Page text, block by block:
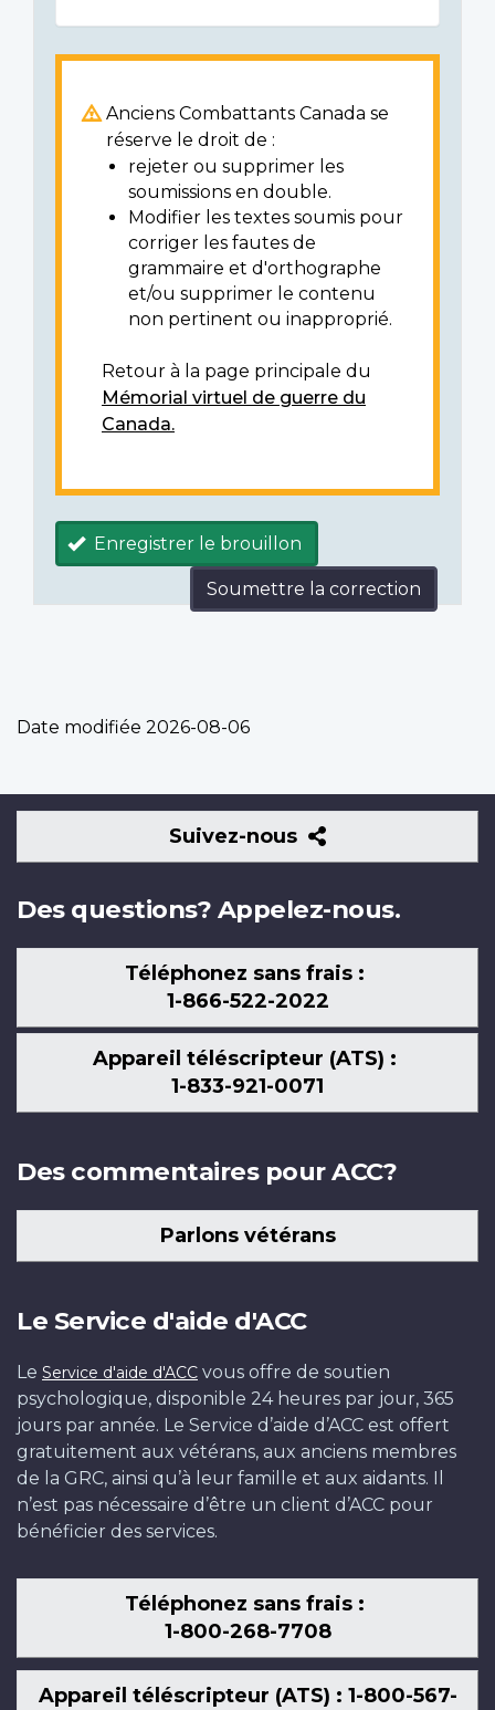
Anciens Combattants Canada se
réserve le droit de :
rejeter ou supprimer les
soumissions en double.
Modifier les textes soumis pour
corriger les fautes de
grammaire et d'orthographe
et/ou supprimer le contenu
non pertinent ou inapproprié.
Retour à la page principale du
Mémorial virtuel de guerre du
Canada.
Enregistrer le brouillon
Soumettre la correction
Date modifiée 2026-08-06
Suivez-nous
Suivez-
nous
Des questions? Appelez-nous.
Téléphonez sans frais :
1-866-522-2022
Appareil téléscripteur (ATS) :
1-833-921-0071
Des commentaires pour ACC?
Parlons vétérans
Le Service d'aide d'ACC
Le Service d'aide d'ACC vous offre de soutien
psychologique, disponible 24 heures par jour, 365
jours par année. Le Service d’aide d’ACC est offert
gratuitement aux vétérans, aux anciens membres
de la GRC, ainsi qu’à leur famille et aux aidants. Il
n’est pas nécessaire d’être un client d’ACC pour
bénéficier des services.
Téléphonez sans frais :
1-800-268-7708
Appareil téléscripteur (ATS) : 1-800-567-